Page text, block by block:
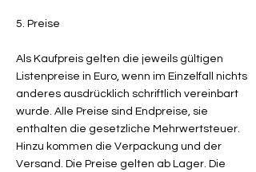
5. Preise
Als Kaufpreis gelten die jeweils gültigen
Listenpreise in Euro, wenn im Einzelfall nichts
anderes ausdrücklich schriftlich vereinbart
wurde. Alle Preise sind Endpreise, sie
enthalten die gesetzliche Mehrwertsteuer.
Hinzu kommen die Verpackung und der
Versand. Die Preise gelten ab Lager. Die